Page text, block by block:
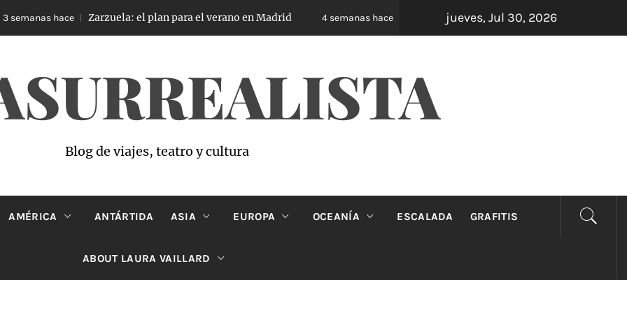
hace Zarzuela: el plan para el verano en Madrid 4 semanas hace Oveja Negra: el unipersonal que se ríe de los
jueves, Jul 30, 2026
Blog de viajes, teatro y cultura
AMÉRICA ANTÁRTIDA ASIA EUROPA OCEANÍA ESCALADA GRAFITIS
ABOUT LAURA VAILLARD